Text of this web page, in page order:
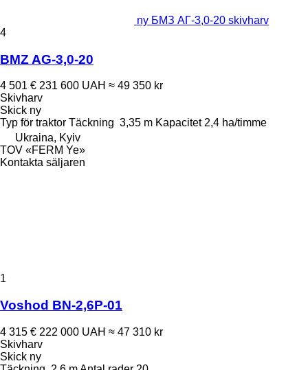
ny БМЗ АГ-3,0-20 skivharv
4
BMZ AG-3,0-20
4 501 € 231 600 UAH ≈ 49 350 kr
Skivharv
Skick ny
Typ för traktor Täckning 3,35 m Kapacitet 2,4 ha/timme
Ukraina, Kyiv
TOV «FERM Ye»
Kontakta säljaren
1
Voshod BN-2,6P-01
4 315 € 222 000 UAH ≈ 47 310 kr
Skivharv
Skick ny